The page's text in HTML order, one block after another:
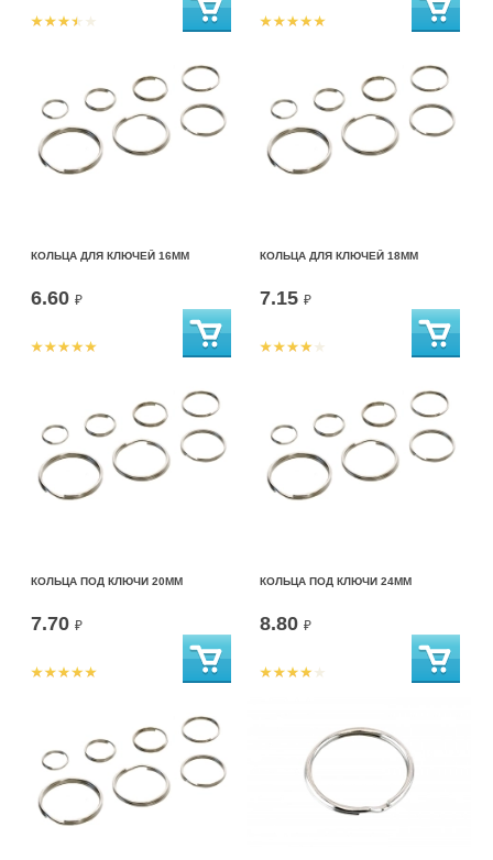
КОЛЬЦА ДЛЯ КЛЮЧЕЙ 16ММ
6.60 ₽
КОЛЬЦА ДЛЯ КЛЮЧЕЙ 18ММ
7.15 ₽
КОЛЬЦА ПОД КЛЮЧИ 20ММ
7.70 ₽
КОЛЬЦА ПОД КЛЮЧИ 24ММ
8.80 ₽